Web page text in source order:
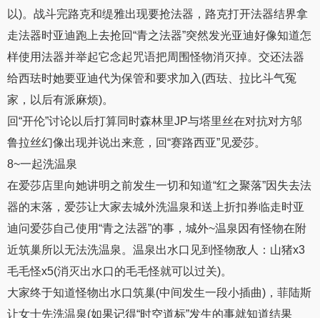
以)。战斗完路克和缇雅出现要抢法器，路克打开法器结界拿
走法器时亚迪跑上去抢回“青之法器”突然发光亚迪好像知道怎
样使用法器并举起它念起咒语把周围怪物消灭掉。交还法器
给西珐时她要亚迪代为保管和要求加入(西珐、拉比斗气冤
家，以后有派麻烦)。
回“开伦”讨论以后打算同时森林里JP与塔里丝在对抗对方邬
鲁拉丝幻像出现并说出来意，回“赛路西亚”见爱莎。
8~一起洗温泉
在爱莎店里向她讲明之前发生一切和知道“红之聚落”因失去法
器的末落，爱莎让大家去城外洗温泉和送上折扣券临走时亚
迪问爱莎自己使用“青之法器”的事，城外~温泉因有怪物在附
近筑巢所以无法洗温泉。温泉出水口见到怪物敌人：山猪x3
毛毛怪x5(消灭出水口的毛毛怪就可以过关)。
大家终于知道怪物出水口筑巢(中间发生一段小插曲)，菲陆斯
让女士先洗温泉(如果记得“时空道标”发生的事就知道结果